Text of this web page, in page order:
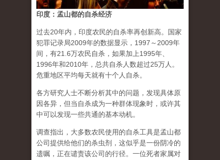
印度：孟山都的自杀经济
过去20年内，印度农民的自杀率再创新高。国家
犯罪记录局2009年的数据显示，1997～2009年
间，有21.6万农民自杀，如果加上1995年、
1996年和2010年，总共自杀人数超过25万人。
危重地区平均每天就有十个人自杀。
各方研究人士不断分析其中的问题，发现具体原
因各异，但当自杀成为一种群体现象时，或许其
中可以发现一些共通的基本动机。
调查指出，大多数农民使用的自杀工具是孟山都
公司提供给他们的杀虫剂，这似乎是一份阴冷的
遗嘱，正在谴责该公司的行径。一位死者家属对